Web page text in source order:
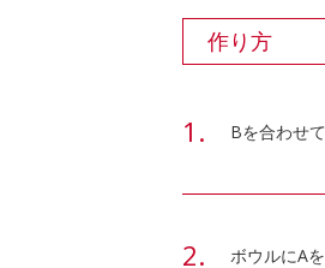
作り方
Bを合わせて
ボウルにA